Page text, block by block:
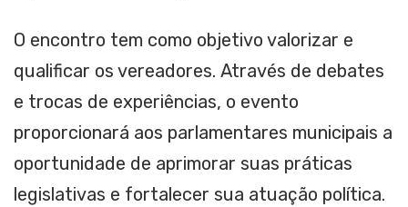
O encontro tem como objetivo valorizar e
qualificar os vereadores. Através de debates
e trocas de experiências, o evento
proporcionará aos parlamentares municipais a
oportunidade de aprimorar suas práticas
legislativas e fortalecer sua atuação política.